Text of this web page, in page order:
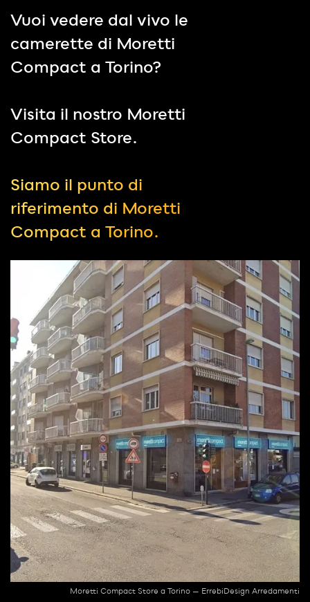
Vuoi vedere dal vivo le
camerette di Moretti
Compact a Torino?
Visita il nostro Moretti
Compact Store.
Siamo il punto di
riferimento di Moretti
Compact a Torino.
Moretti Compact Store a Torino — ErrebiDesign Arredamenti